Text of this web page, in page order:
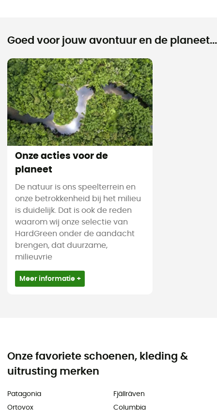
Goed voor jouw avontuur en de planeet...
Onze acties voor de
planeet
De natuur is ons speelterrein en
onze betrokkenheid bij het milieu
is duidelijk. Dat is ook de reden
waarom wij onze selectie van
HardGreen onder de aandacht
brengen, dat duurzame,
milieuvrie
Meer informatie +
Onze favoriete schoenen, kleding &
uitrusting merken
Patagonia
Ortovox
Fjällräven
Columbia